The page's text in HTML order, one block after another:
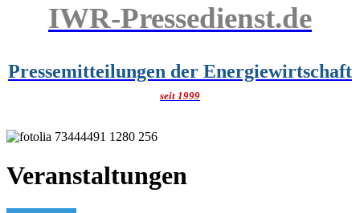
IWR-Pressedienst.de
Pressemitteilungen der Energiewirtschaft
seit 1999
Veranstaltungen